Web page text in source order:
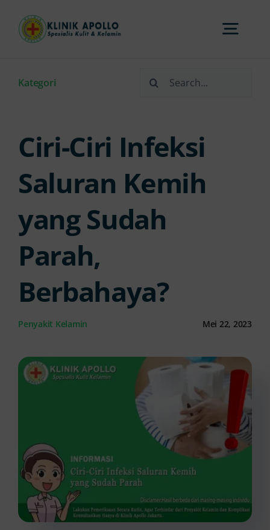
Home
Layanan
FAQs
Kontak Kami
Kategori
Search
Ciri-Ciri Infeksi
Saluran Kemih
yang Sudah
Parah,
Berbahaya?
Penyakit Kelamin Mei 22, 2023